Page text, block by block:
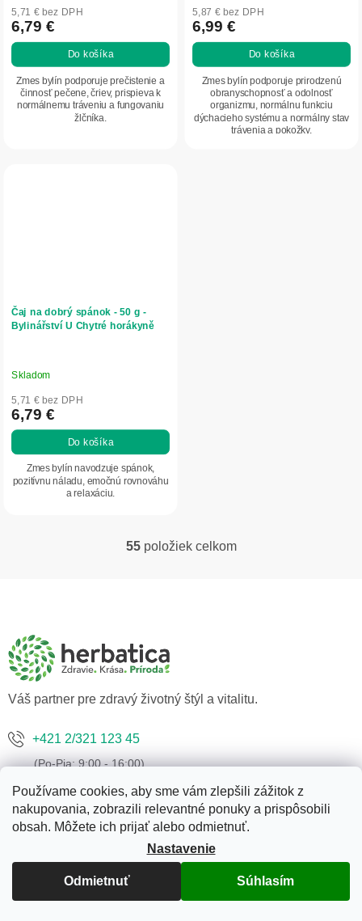
Používame cookies, aby sme vám zlepšili zážitok z
nakupovania, zobrazili relevantné ponuky a prispôsobili
obsah. Môžete ich prijať alebo odmietnuť.
Nastavenie
Odmietnuť Súhlasím
5,71 € bez DPH
6,79 €
Do košíka
Zmes bylín podporuje prečistenie a
činnosť pečene, čriev, prispieva k
normálnemu tráveniu a fungovaniu
žlčníka.
5,87 € bez DPH
6,99 €
Do košíka
Zmes bylín podporuje prirodzenú
obranyschopnosť a odolnosť
organizmu, normálnu funkciu
dýchacieho systému a normálny stav
trávenia a pokožky.
Čaj na dobrý spánok - 50 g -
Bylinářství U Chytré horákyně
Skladom
5,71 € bez DPH
6,79 €
Do košíka
Zmes bylín navodzuje spánok,
pozitívnu náladu, emočnú rovnováhu
a relaxáciu.
O
p
r
v
p
i
s
u
55položiek celkom
Váš partner pre zdravý životný štýl a vitalitu.
+421 2/321 123 45
ahoj@herbatica.sk
Informácie pre vás